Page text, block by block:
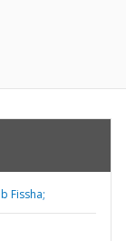
Fissha;